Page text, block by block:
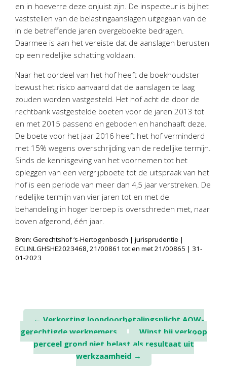
en in hoeverre deze onjuist zijn. De inspecteur is bij het
vaststellen van de belastingaanslagen uitgegaan van de
in de betreffende jaren overgeboekte bedragen.
Daarmee is aan het vereiste dat de aanslagen berusten
op een redelijke schatting voldaan.
Naar het oordeel van het hof heeft de boekhoudster
bewust het risico aanvaard dat de aanslagen te laag
zouden worden vastgesteld. Het hof acht de door de
rechtbank vastgestelde boeten voor de jaren 2013 tot
en met 2015 passend en geboden en handhaaft deze.
De boete voor het jaar 2016 heeft het hof verminderd
met 15% wegens overschrijding van de redelijke termijn.
Sinds de kennisgeving van het voornemen tot het
opleggen van een vergrijpboete tot de uitspraak van het
hof is een periode van meer dan 4,5 jaar verstreken. De
redelijke termijn van vier jaren tot en met de
behandeling in hoger beroep is overschreden met, naar
boven afgerond, één jaar.
Bron: Gerechtshof ‘s-Hertogenbosch | jurisprudentie |
ECLINLGHSHE2023468, 21/00861 tot en met 21/00865 | 31-
01-2023
Post
navigation
← Verkorting loondoorbetalingsplicht AOW-
gerechtigde werknemers
Winst bij verkoop
perceel grond niet belast als resultaat uit
werkzaamheid →